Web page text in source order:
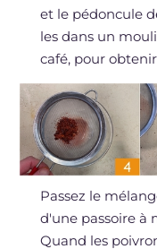
et le pédoncule
les dans un
café, pour
Passez le
d'une passoire à
Quand les